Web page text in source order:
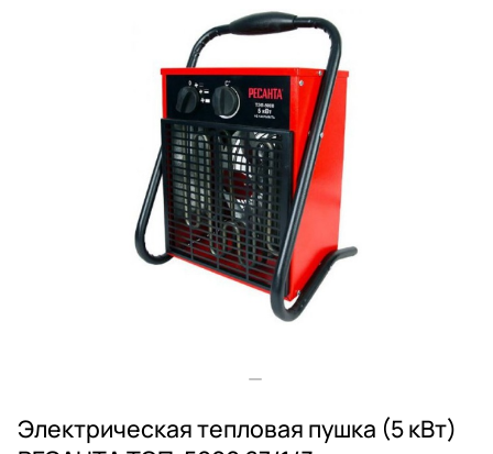
Электрическая тепловая пушка (5 кВт)